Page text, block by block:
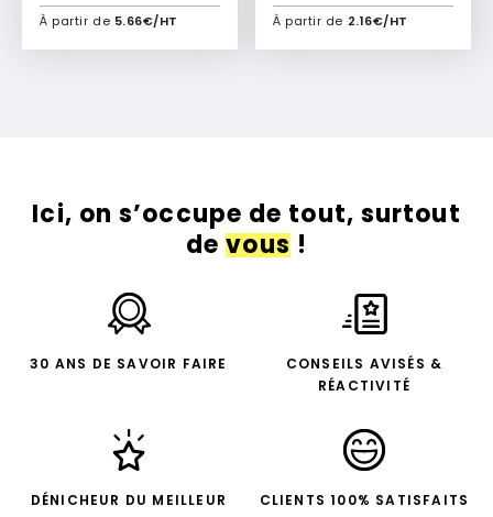
À partir de 5.66€/HT
Ajouter à mon devis
À partir de 2.16€/HT
Ajouter à mon devis
Ici, on s’occupe de tout, surtout
devous!
30 ANS DE SAVOIR FAIRE
CONSEILS AVISÉS &
RÉACTIVITÉ
DÉNICHEUR DU MEILLEUR CLIENTS 100% SATISFAITS